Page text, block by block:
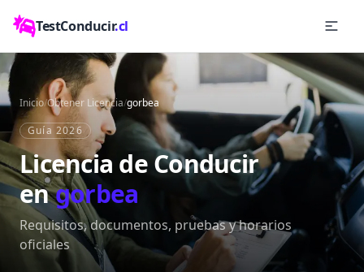
TestConducir.cl
Inicio/Obtener Licencia/gorbea
Guía 2026
Licencia de Conducir
engorbea
Requisitos, documentos, pruebas y horarios
oficiales